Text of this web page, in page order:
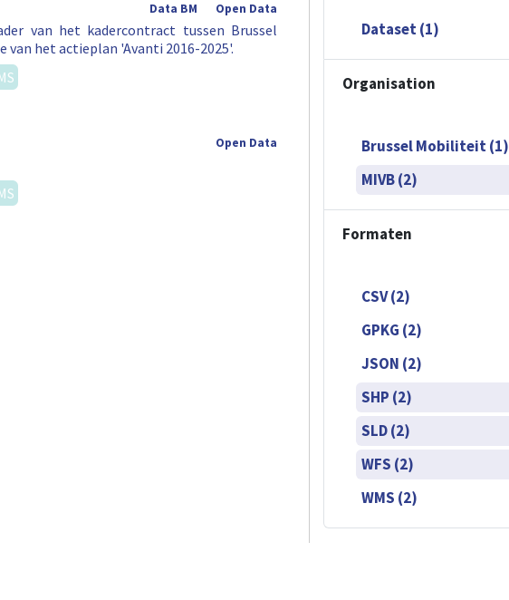
Open Data
Data BM
van het kadercontract tussen Brussel
het actieplan 'Avanti 2016-2025'.
Open Data
Dataset (1)
Organisation
Brussel Mobiliteit (1)
MIVB (2)
Formaten
CSV (2)
GPKG (2)
JSON (2)
SHP (2)
SLD (2)
WFS (2)
WMS (2)